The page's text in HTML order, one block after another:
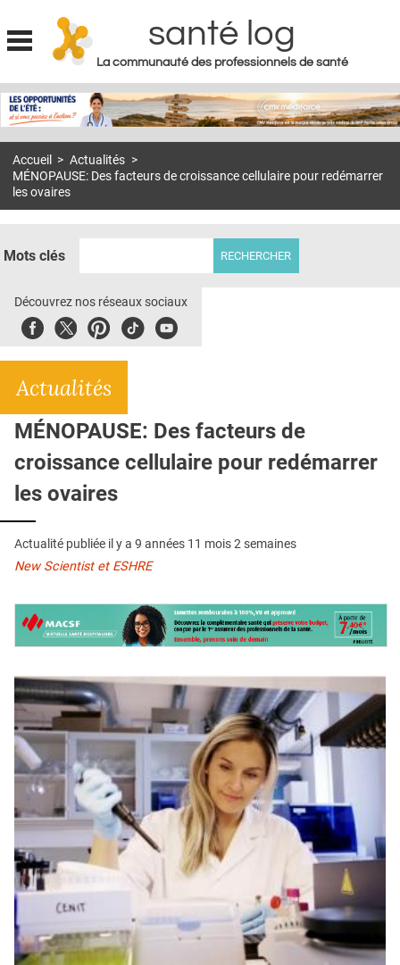
Jump to navigation
santé log
La communauté des professionnels de santé
MON COMPTE
S'ABONNER À LA REVUE SOIN À DOMICILE
E-REVUE SAD
THÉMA
CRÉDITS
Accueil > Actualités >
MÉNOPAUSE: Des facteurs de croissance cellulaire pour redémarrer
les ovaires
Mots clés
Découvrez nos réseaux sociaux
FacebookTwitterPinterest
TiktokYoubute
Actualités
MÉNOPAUSE: Des facteurs de
croissance cellulaire pour redémarrer
les ovaires
Actualité publiée il y a 9 années 11 mois 2 semaines
New Scientist et ESHRE